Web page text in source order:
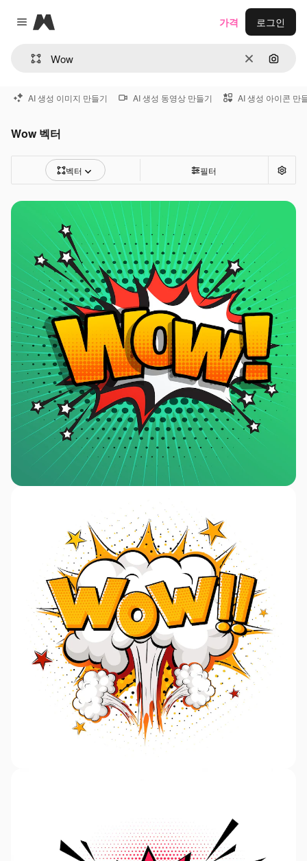
Close menu
Magnific
지우기이미지
가격 로그인
AI 생성 이미지 만들기 AI 생성 동영상 만들기 AI 생성 아이콘 만
Wow 벡터
벡터 필터